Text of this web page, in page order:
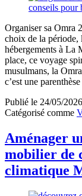
Organiser sa Omra
choix de la période,
hébergements à La
place, ce voyage
musulmans, la
c’est une
Publié le 24/05/2026
Catégorisé comme
Aménager
mobilier de
climatique